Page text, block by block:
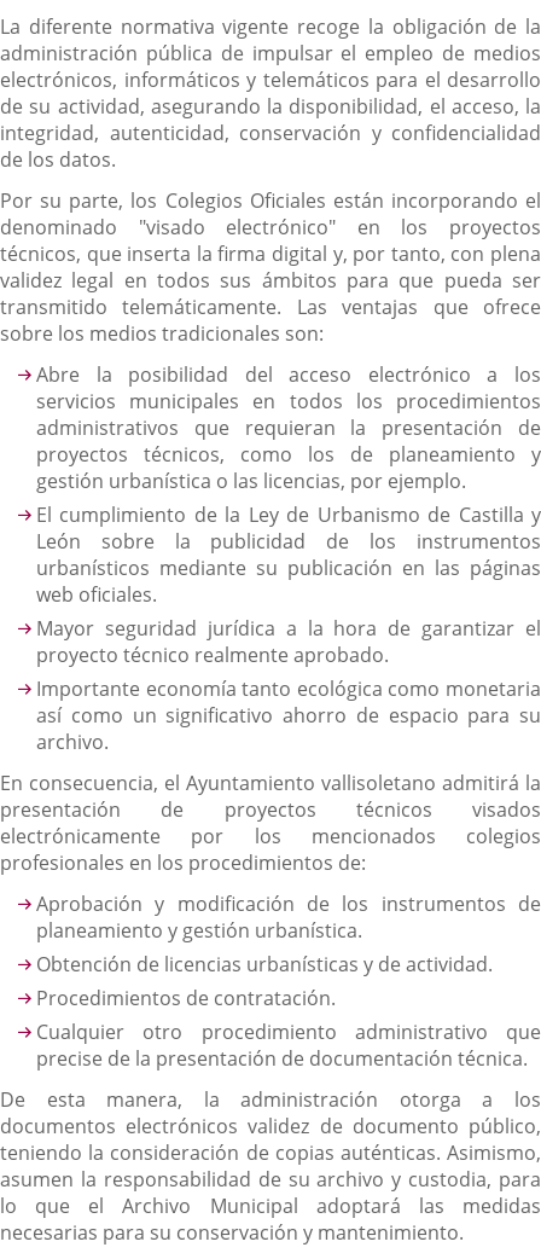
La diferente normativa vigente recoge la obligación de la
administración pública de impulsar el empleo de medios
electrónicos, informáticos y telemáticos para el desarrollo
de su actividad, asegurando la disponibilidad, el acceso, la
integridad, autenticidad, conservación y confidencialidad
de los datos.
Por su parte, los Colegios Oficiales están incorporando el
denominado "visado electrónico" en los proyectos
técnicos, que inserta la firma digital y, por tanto, con plena
validez legal en todos sus ámbitos para que pueda ser
transmitido telemáticamente. Las ventajas que ofrece
sobre los medios tradicionales son:
Abre la posibilidad del acceso electrónico a los
servicios municipales en todos los procedimientos
administrativos que requieran la presentación de
proyectos técnicos, como los de planeamiento y
gestión urbanística o las licencias, por ejemplo.
El cumplimiento de la Ley de Urbanismo de Castilla y
León sobre la publicidad de los instrumentos
urbanísticos mediante su publicación en las páginas
web oficiales.
Mayor seguridad jurídica a la hora de garantizar el
proyecto técnico realmente aprobado.
Importante economía tanto ecológica como monetaria
así como un significativo ahorro de espacio para su
archivo.
En consecuencia, el Ayuntamiento vallisoletano admitirá la
presentación de proyectos técnicos visados
electrónicamente por los mencionados colegios
profesionales en los procedimientos de:
Aprobación y modificación de los instrumentos de
planeamiento y gestión urbanística.
Obtención de licencias urbanísticas y de actividad.
Procedimientos de contratación.
Cualquier otro procedimiento administrativo que
precise de la presentación de documentación técnica.
De esta manera, la administración otorga a los
documentos electrónicos validez de documento público,
teniendo la consideración de copias auténticas. Asimismo,
asumen la responsabilidad de su archivo y custodia, para
lo que el Archivo Municipal adoptará las medidas
necesarias para su conservación y mantenimiento.